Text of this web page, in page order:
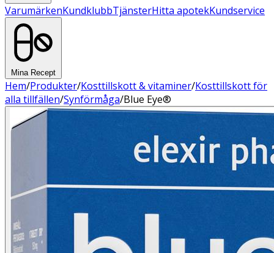
VarumärkenKundklubbTjänsterHitta apotekKundservice
Mina Recept
Hem/Produkter/Kosttillskott & vitaminer/Kosttillskott för
alla tillfällen/Synförmåga/Blue Eye®